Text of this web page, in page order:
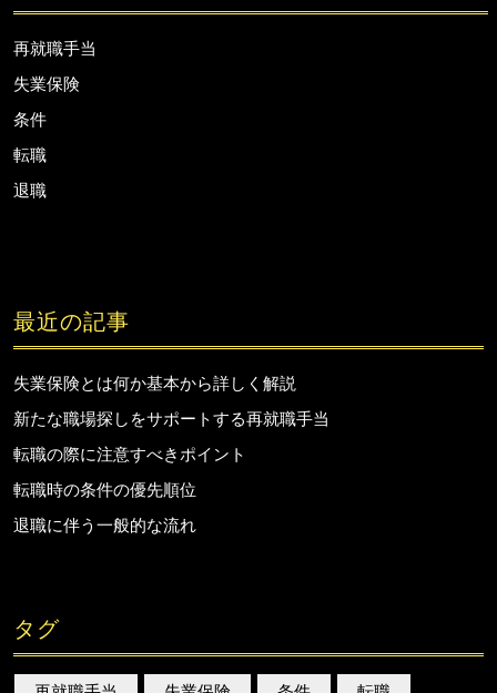
再就職手当
失業保険
条件
転職
退職
最近の記事
失業保険とは何か基本から詳しく解説
新たな職場探しをサポートする再就職手当
転職の際に注意すべきポイント
転職時の条件の優先順位
退職に伴う一般的な流れ
タグ